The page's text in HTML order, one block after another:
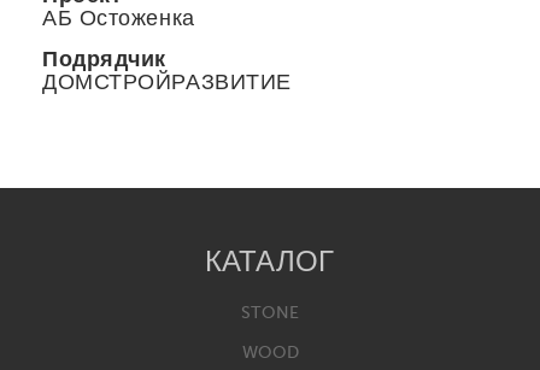
АБ Остоженка
Подрядчик
ДОМСТРОЙРАЗВИТИЕ
КАТАЛОГ
STONE
WOOD